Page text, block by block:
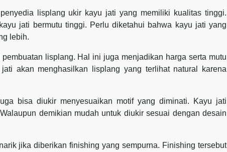
lisplang ukir kayu jati yang memiliki kualitas tinggi.
jati bermutu tinggi. Perlu diketahui bahwa kayu jati yang
lebih.
lisplang. Hal ini juga menjadikan harga serta mutu
akan menghasilkan lisplang yang terlihat natural karena
bisa diukir menyesuaikan motif yang diminati. Kayu jati
demikian mudah untuk diukir sesuai dengan desain
jika diberikan finishing yang sempurna. Finishing tersebut